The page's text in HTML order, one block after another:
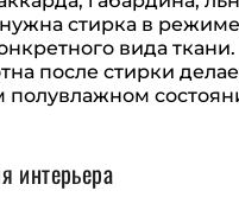
стирка в
вида ткани.
после стирки
полувлажном
интерьера